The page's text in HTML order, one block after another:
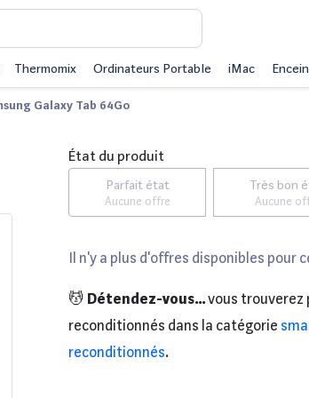
Thermomix Ordinateurs Portable iMac
Galaxy Tab 64Go
État du produit
Parfait état
Aucune offre
Très bon
Aucune
Il n'y a plus d'offres disponibles pour
💆 Détendez-vous...vous trouverez
reconditionnés dans la catégorie
reconditionnés.